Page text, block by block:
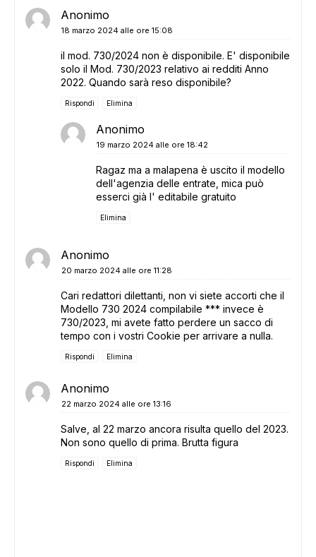
Anonimo
18 marzo 2024 alle ore 15:08
il mod. 730/2024 non è disponibile. E' disponibile
solo il Mod. 730/2023 relativo ai redditi Anno
2022. Quando sarà reso disponibile?
Rispondi Elimina
Anonimo
19 marzo 2024 alle ore 18:42
Ragaz ma a malapena è uscito il modello
dell'agenzia delle entrate, mica può
esserci già l' editabile gratuito
Elimina
Anonimo
20 marzo 2024 alle ore 11:28
Cari redattori dilettanti, non vi siete accorti che il
Modello 730 2024 compilabile *** invece è
730/2023, mi avete fatto perdere un sacco di
tempo con i vostri Cookie per arrivare a nulla.
Rispondi Elimina
Anonimo
22 marzo 2024 alle ore 13:16
Salve, al 22 marzo ancora risulta quello del 2023.
Non sono quello di prima. Brutta figura
Rispondi Elimina